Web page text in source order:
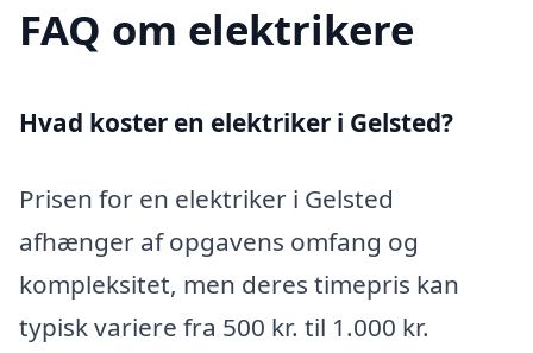
FAQ om elektrikere
Hvad koster en elektriker i Gelsted?
Prisen for en elektriker i Gelsted
afhænger af opgavens omfang og
kompleksitet, men deres timepris kan
typisk variere fra 500 kr. til 1.000 kr.